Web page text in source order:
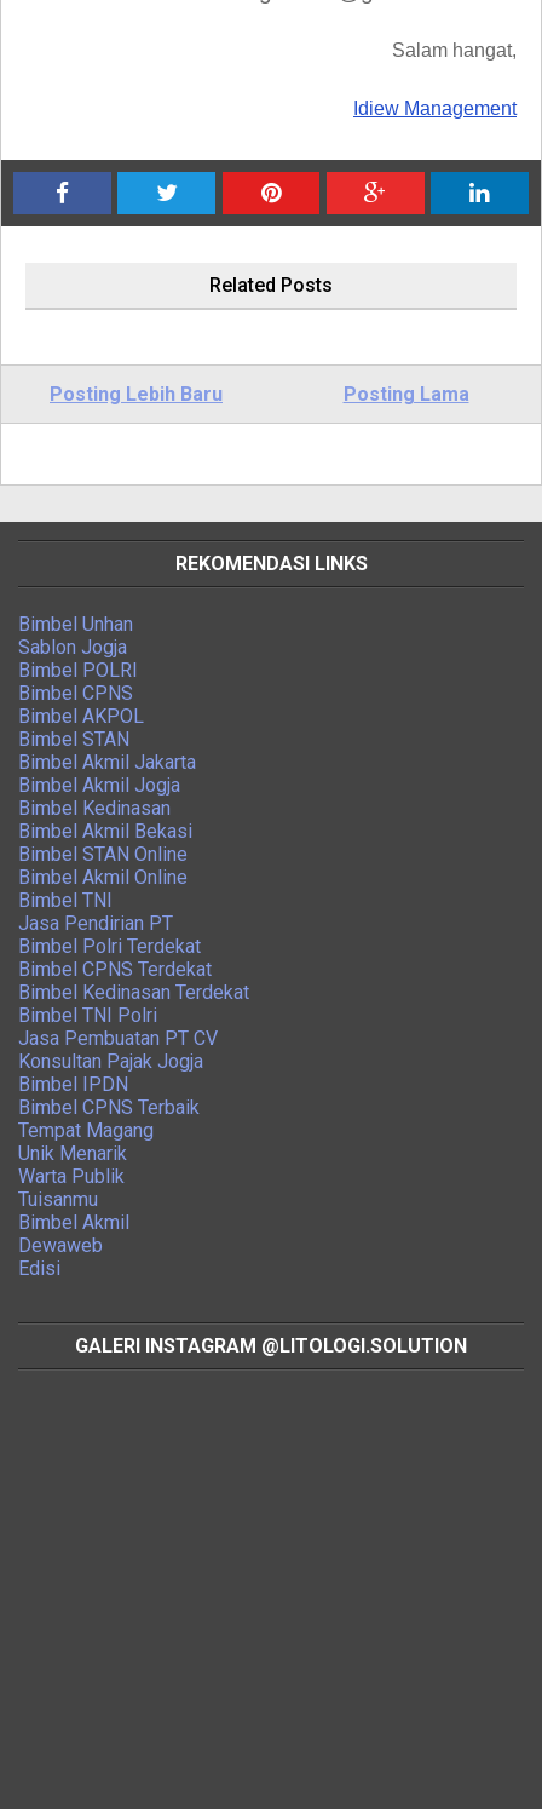
Salam hangat,
Idiew Management
Related Posts
Posting Lebih Baru Posting Lama
REKOMENDASI LINKS
Bimbel Unhan
Sablon Jogja
Bimbel POLRI
Bimbel CPNS
Bimbel AKPOL
Bimbel STAN
Bimbel Akmil Jakarta
Bimbel Akmil Jogja
Bimbel Kedinasan
Bimbel Akmil Bekasi
Bimbel STAN Online
Bimbel Akmil Online
Bimbel TNI
Jasa Pendirian PT
Bimbel Polri Terdekat
Bimbel CPNS Terdekat
Bimbel Kedinasan Terdekat
Bimbel TNI Polri
Jasa Pembuatan PT CV
Konsultan Pajak Jogja
Bimbel IPDN
Bimbel CPNS Terbaik
Tempat Magang
Unik Menarik
Warta Publik
Tuisanmu
Bimbel Akmil
Dewaweb
Edisi
GALERI INSTAGRAM @LITOLOGI.SOLUTION